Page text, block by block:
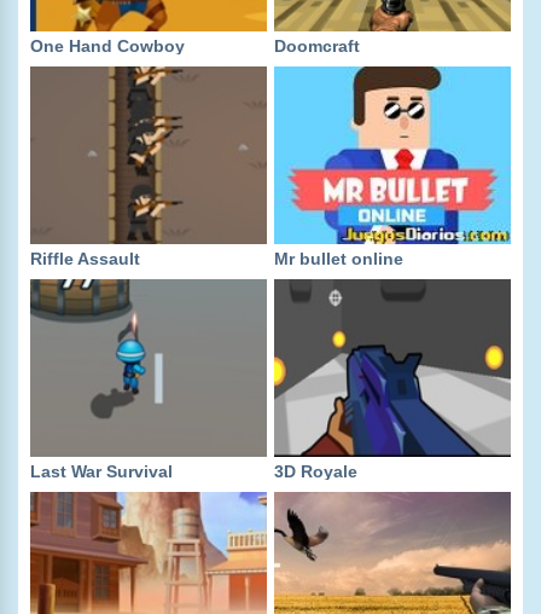
One Hand Cowboy Doomcraft
Riffle Assault Mr bullet online
Last War Survival 3D Royale